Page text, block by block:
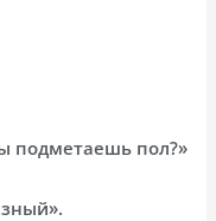
подметаешь пол?»